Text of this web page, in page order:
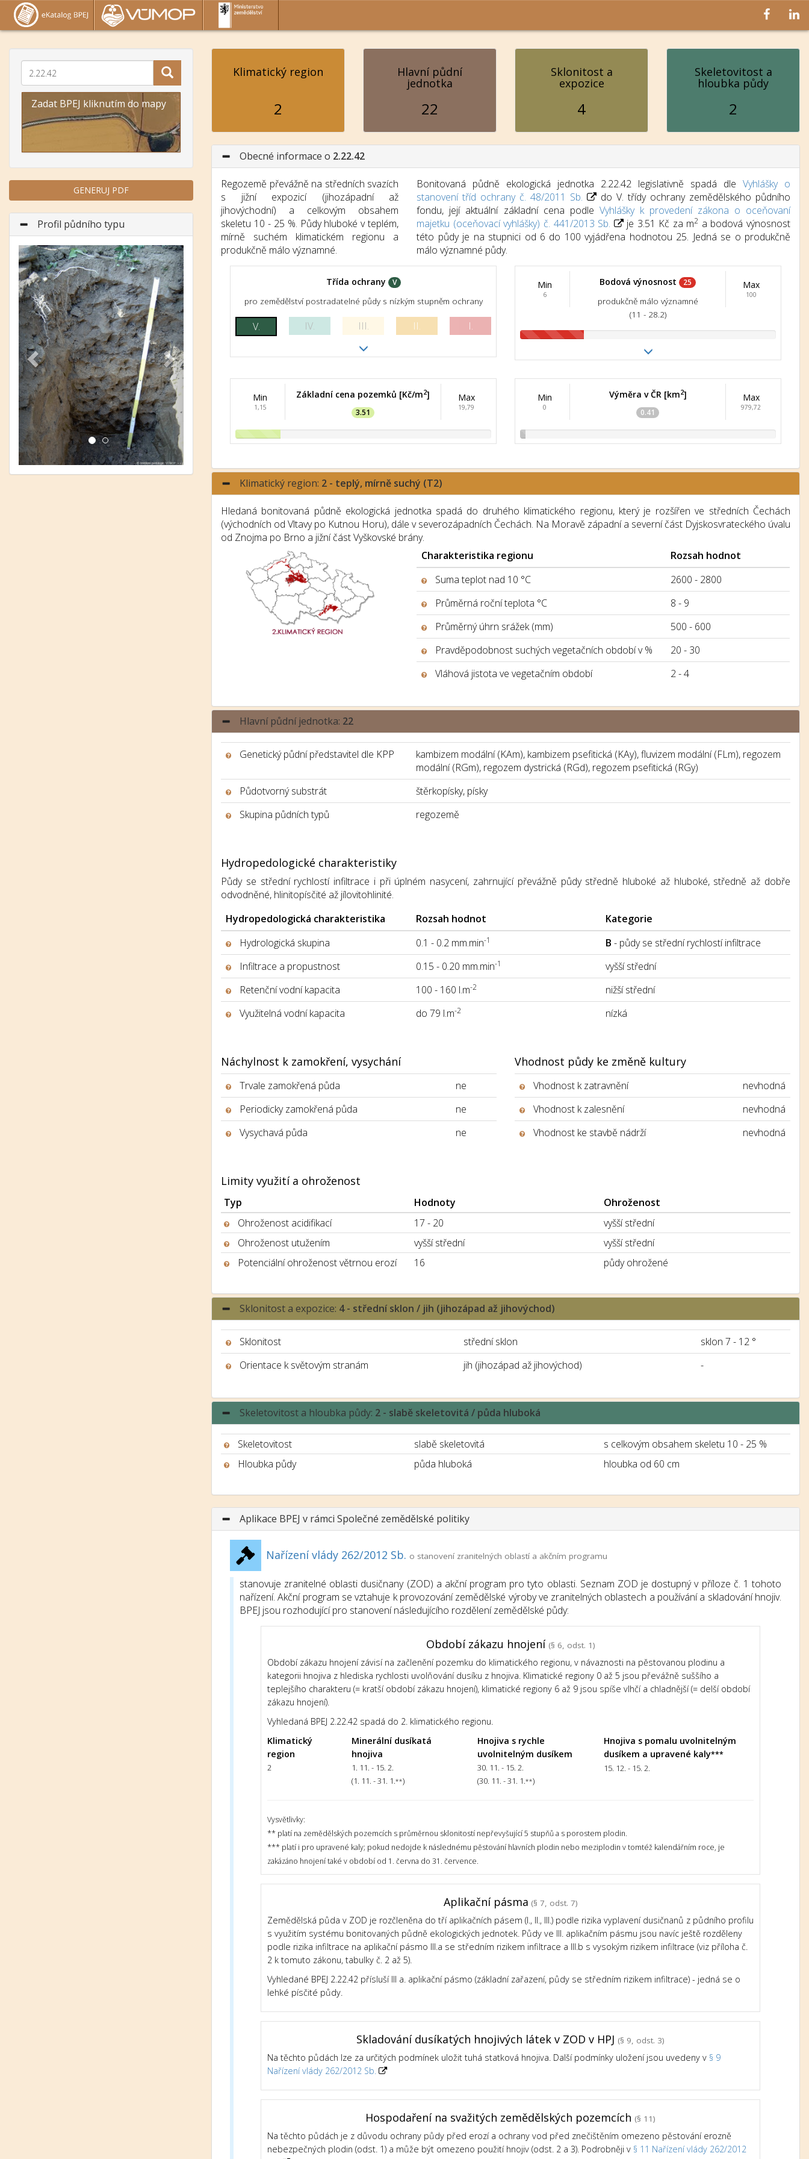
Zadat BPEJ kliknutím do mapy
GENERUJ PDF
Profil půdního typu
Předchozí Další
Klimatický region
2
Hlavní půdní
jednotka
22
Sklonitost a
expozice
4
Skeletovitost a
hloubka půdy
2
Obecné informace o 2.22.42
Regozemě převážně na středních svazích
s jižní expozicí (jihozápadní až
jihovýchodní) a celkovým obsahem
skeletu 10 - 25 %. Půdy hluboké v teplém,
mírně suchém klimatickém regionu a
produkčně málo významné.
Bonitovaná půdně ekologická jednotka 2.22.42 legislativně spadá dleVyhlášky o
stanovení tříd ochrany č. 48/2011 Sb.
do V. třídy ochrany zemědělského půdního
fondu, její aktuální základní cena podle Vyhlášky k provedení zákona o oceňovaní
majetku (oceňovací vyhlášky) č. 441/2013 Sb.
je 3.51 Kč za m2 a bodová výnosnost
této půdy je na stupnici od 6 do 100 vyjádřena hodnotou 25. Jedná se o produkčně
málo významné půdy.
Třída ochrany V
pro zemědělství postradatelné půdy s nízkým stupněm ochrany
V. IV. III. II. I.
Min
6
Bodová výnosnost 25
produkčně málo významné
(11 - 28.2)
Max
100
Min
1,15
Základní cena pozemků [Kč/m2]
3.51
Max
19,79
Min
0
Výměra v ČR [km2]
0.41
Max
979,72
Klimatický region: 2 - teplý, mírně suchý (T2)
Hledaná bonitovaná půdně ekologická jednotka spadá do druhého klimatického regionu, který je rozšířen ve středních Čechách
(východních od Vltavy po Kutnou Horu), dále v severozápadních Čechách. Na Moravě západní a severní část Dyjskosvrateckého úvalu
od Znojma po Brno a jižní část Vyškovské brány.
Charakteristika regionu
Rozsah hodnot
Suma teplot nad 10 °C
2600 - 2800
Průměrná roční teplota °C
8 - 9
Průměrný úhrn srážek (mm)
500 - 600
Pravděpodobnost suchých vegetačních období v %
20 - 30
Vláhová jistota ve vegetačním období
2 - 4
Hlavní půdní jednotka: 22
Genetický půdní představitel dle KPP
kambizem modální (KAm), kambizem psefitická (KAy), fluvizem modální (FLm), regozem
modální (RGm), regozem dystrická (RGd), regozem psefitická (RGy)
Půdotvorný substrát
štěrkopísky, písky
Skupina půdních typů
regozemě
Hydropedologické charakteristiky
Půdy se střední rychlostí infiltrace i při úplném nasycení, zahrnující převážně půdy středně hluboké až hluboké, středně až dobře
odvodněné, hlinitopísčité až jílovitohlinité.
Hydropedologická charakteristika
Rozsah hodnot
Kategorie
Hydrologická skupina
0.1 - 0.2 mm.min-1 B - půdy se střední rychlostí infiltrace
Infiltrace a propustnost
0.15 - 0.20 mm.min-1
vyšší střední
Retenční vodní kapacita
100 - 160 l.m-2
nižší střední
Využitelná vodní kapacita
do 79 l.m-2 nízká
Náchylnost k zamokření, vysychání
Trvale zamokřená půda
ne
Periodicky zamokřená půda
ne
Vysychavá půda
ne
Vhodnost půdy ke změně kultury
Vhodnost k zatravnění
nevhodná
Vhodnost k zalesnění
nevhodná
Vhodnost ke stavbě nádrží
nevhodná
Limity využití a ohroženost
Typ Hodnoty
Ohroženost
Ohroženost acidifikací
17 - 20
vyšší střední
Ohroženost utužením
vyšší střední
vyšší střední
Potenciální ohroženost větrnou erozí
16 půdy ohrožené
Sklonitost a expozice: 4 - střední sklon / jih (jihozápad až jihovýchod)
Sklonitost střední sklon
sklon 7 - 12 °
Orientace k světovým stranám
jih (jihozápad až jihovýchod) -
Skeletovitost a hloubka půdy: 2 - slabě skeletovitá / půda hluboká
Skeletovitost slabě skeletovitá
s celkovým obsahem skeletu 10 - 25 %
Hloubka půdy
půda hluboká hloubka od 60 cm
Aplikace BPEJ v rámci Společné zemědělské politiky
Nařízení vlády 262/2012 Sb. o stanovení zranitelných oblastí a akčním programu
stanovuje zranitelné oblasti dusičnany (ZOD) a akční program pro tyto oblasti. Seznam ZOD je dostupný v příloze č. 1 tohoto
nařízení. Akční program se vztahuje k provozování zemědělské výroby ve zranitelných oblastech a používání a skladování hnojiv.
BPEJ jsou rozhodující pro stanovení následujícího rozdělení zemědělské půdy:
Období zákazu hnojení (§ 6, odst. 1)
Období zákazu hnojení závisí na začlenění pozemku do klimatického regionu, v návaznosti na pěstovanou plodinu a
kategorii hnojiva z hlediska rychlosti uvolňování dusíku z hnojiva. Klimatické regiony 0 až 5 jsou převážně suššího a
teplejšího charakteru (= kratší období zákazu hnojení), klimatické regiony 6 až 9 jsou spíše vlhčí a chladnější (= delší období
zákazu hnojení).
Vyhledaná BPEJ 2.22.42 spadá do 2. klimatického regionu.
Klimatický
region
2
Minerální dusíkatá
hnojiva
1. 11. - 15. 2.
(1. 11. - 31. 1.**)
Hnojiva s rychle
uvolnitelným dusíkem
30. 11. - 15. 2.
(30. 11. - 31. 1.**)
Hnojiva s pomalu uvolnitelným
dusíkem a upravené kaly***
15. 12. - 15. 2.
Vysvětlivky:
** platí na zemědělských pozemcích s průměrnou sklonitostí nepřevyšující 5 stupňů a s porostem plodin.
*** platí i pro upravené kaly; pokud nedojde k následnému pěstování hlavních plodin nebo meziplodin v tomtéž kalendářním roce, je
zakázáno hnojení také v období od 1. června do 31. července.
Aplikační pásma (§ 7, odst. 7)
Zemědělská půda v ZOD je rozčleněna do tří aplikačních pásem (I., II., III.) podle rizika vyplavení dusičnanů z půdního profilu
s využitím systému bonitovaných půdně ekologických jednotek. Půdy ve III. aplikačním pásmu jsou navíc ještě rozděleny
podle rizika infiltrace na aplikační pásmo III.a se středním rizikem infiltrace a III.b s vysokým rizikem infiltrace (viz příloha č.
2 k tomuto zákonu, tabulky č. 2 až 5).
Vyhledané BPEJ 2.22.42 přísluší III a. aplikační pásmo (základní zařazení, půdy se středním rizikem infiltrace) - jedná se o
lehké písčité půdy.
Skladování dusíkatých hnojivých látek v ZOD v HPJ (§ 9, odst. 3)
Na těchto půdách lze za určitých podmínek uložit tuhá statková hnojiva. Další podmínky uložení jsou uvedeny v § 9
Nařízení vlády 262/2012 Sb.
Hospodaření na svažitých zemědělských pozemcích (§ 11)
Na těchto půdách je z důvodu ochrany půdy před erozí a ochrany vod před znečištěním omezeno pěstování erozně
nebezpečných plodin (odst. 1) a může být omezeno použití hnojiv (odst. 2 a 3). Podrobněji v § 11 Nařízení vlády 262/2012